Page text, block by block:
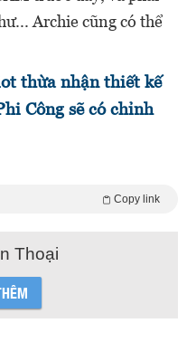
Archie cũng có thể
thừa nhận thiết kế
Công sẽ có chỉnh
Copy link
Thoại